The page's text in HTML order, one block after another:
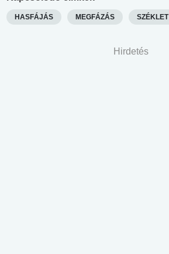
HASFÁJÁS MEGFÁZÁS SZÉKLET
Hirdetés